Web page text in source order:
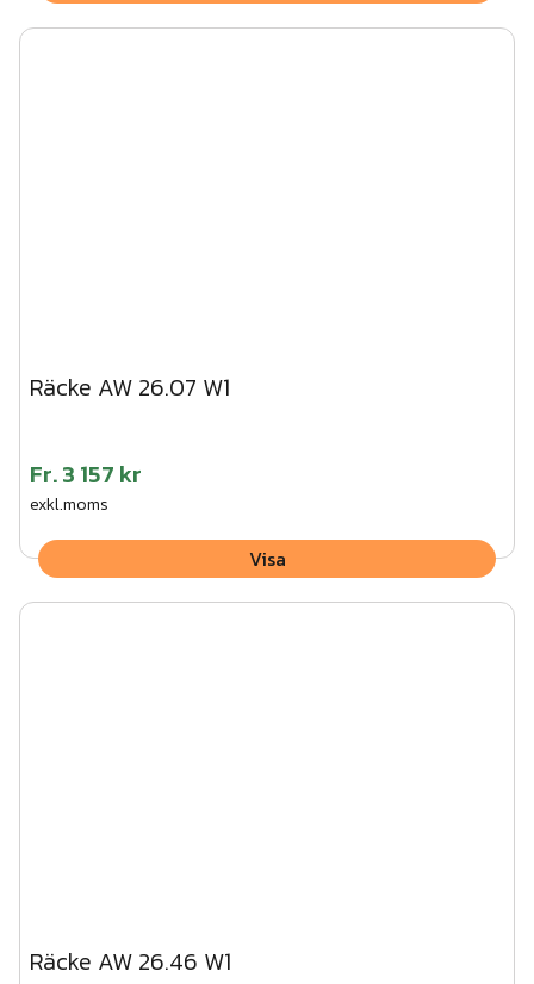
Räcke AW 26.07 W1
Fr.3 157 kr
exkl.moms
Visa
Räcke AW 26.46 W1